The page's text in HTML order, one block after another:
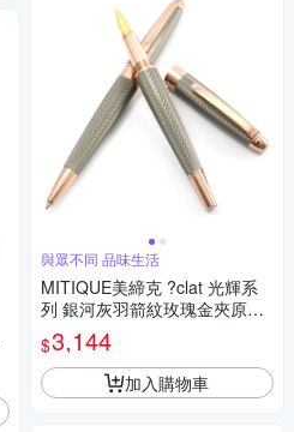
與眾不同 品味生活
MITIQUE美締克 ?clat 光輝系
列 銀河灰羽箭紋玫瑰金夾原子
筆&鋼筆禮盒組
$3,144
加入購物車